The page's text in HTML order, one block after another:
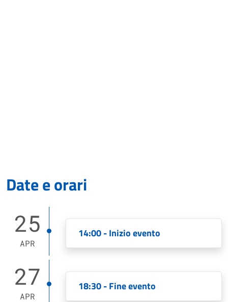
Date e orari
25
APR
14:00 - Inizio evento
27
APR
18:30 - Fine evento